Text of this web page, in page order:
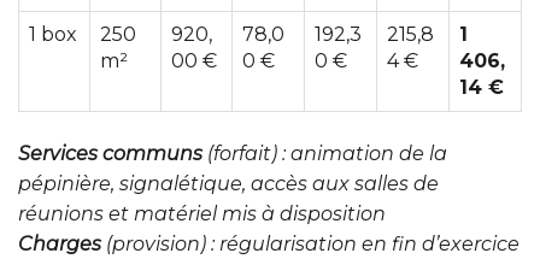
1 box
250
m²
920,
00 €
78,0
0 €
192,3
0 €
215,8
4 €
1
406,
14 €
Services communs (forfait) : animation de la
pépinière, signalétique, accès aux salles de
réunions et matériel mis à disposition
Charges (provision) : régularisation en fin d’exercice